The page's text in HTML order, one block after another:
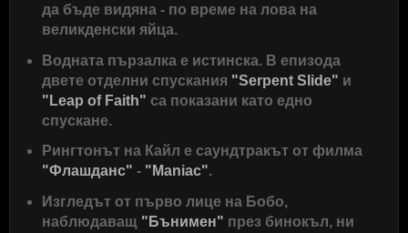
да бъде видяна - по време на лова на
великденски яйца.
Водната пързалка е истинска. В епизода
двете отделни спускания "Serpent Slide" и
"Leap of Faith" са показани като едно
спускане.
Рингтонът на Кайл е саундтракът от филма
"Флашданс" - "Maniac".
Изгледът от първо лице на Бобо,
наблюдаващ "Бънимен" през бинокъл, ни